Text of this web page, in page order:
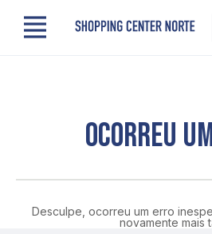
Menu
Comodidades
Clube de Benefícios
Novidades
Quem somos
Localização
OCORREU
Desculpe, ocorreu um erro
novamente mais